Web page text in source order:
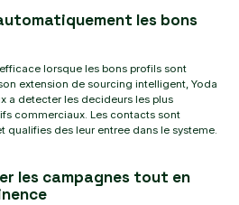
les bons
lorsque les bons profils sont
extension de sourcing intelligent, Yoda
a detecter les decideurs les plus
commerciaux. Les contacts sont
des leur entree dans le systeme.
les campagnes tout en